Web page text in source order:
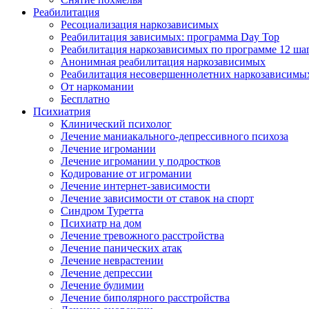
Реабилитация
Ресоциализация наркозависимых
Реабилитация зависимых: программа Day Top
Реабилитация наркозависимых по программе 12
Анонимная реабилитация наркозависимых
Реабилитация несовершеннолетних
От наркомании
Бесплатно
Психиатрия
Клинический психолог
Лечение маниакального-депрессивного психоза
Лечение игромании
Лечение игромании у подростков
Кодирование от игромании
Лечение интернет-зависимости
Лечение зависимости от ставок на спорт
Синдром Туретта
Психиатр на дом
Лечение тревожного расстройства
Лечение панических атак
Лечение неврастении
Лечение депрессии
Лечение булимии
Лечение биполярного расстройства